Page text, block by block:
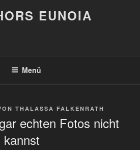
EUNOIA
Menü
THALASSA FALKENRATH
echten Fotos nicht
kannst